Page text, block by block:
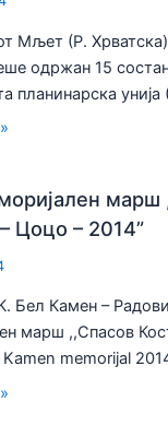
Мљет (Р.
одржан 15
планинарска
марш
Цоцо – 2014”
Бел Камен –
марш ,,Спасов
Kamen memorijal